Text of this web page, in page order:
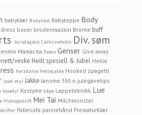
babyklær Babynest Babyteppe Body
boxer broderimaskin Bronte buff
bursdagstol Cathrineholm Div. søm
Mamacita fleece Genser Give away
veske Heilt spesiell & Jubel Hekle
herzdame Hettejakke Hooked zpagetti
ipad etui Jakke Janome 350 e julegavetips
kosedyr Kostyme kåpe Lappeteknikk Lue
Matoppskrift Mei Tai Milchmonster
Pallesofa pannebånd Prematurklær